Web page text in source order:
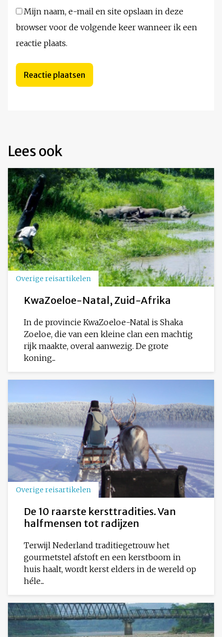
Mijn naam, e-mail en site opslaan in deze
browser voor de volgende keer wanneer ik een
reactie plaats.
Lees ook
Overige reisartikelen
KwaZoeloe-Natal, Zuid-Afrika
In de provincie KwaZoeloe-Natal is Shaka
Zoeloe, die van een kleine clan een machtig
rijk maakte, overal aanwezig. De grote
koning...
Overige reisartikelen
De 10 raarste kersttradities. Van
halfmensen tot radijzen
Terwijl Nederland traditiegetrouw het
gourmetstel afstoft en een kerstboom in
huis haalt, wordt kerst elders in de wereld op
héle...